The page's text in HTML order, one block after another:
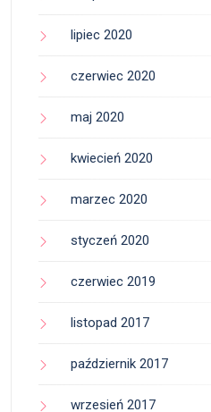
lipiec 2020
czerwiec 2020
maj 2020
kwiecień 2020
marzec 2020
styczeń 2020
czerwiec 2019
listopad 2017
październik 2017
wrzesień 2017